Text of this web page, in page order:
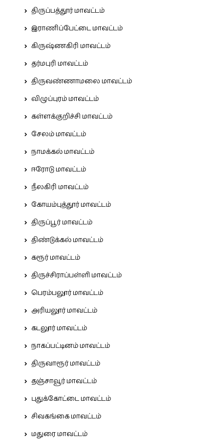
திருப்பத்தூர் மாவட்டம்
இராணிப்பேட்டை மாவட்டம்
கிருஷ்ணகிரி மாவட்டம்
தர்மபுரி மாவட்டம்
திருவண்ணாமலை மாவட்டம்
விழுப்புரம் மாவட்டம்
கள்ளக்குறிச்சி மாவட்டம்
சேலம் மாவட்டம்
நாமக்கல் மாவட்டம்
ஈரோடு மாவட்டம்
நீலகிரி மாவட்டம்
கோயம்புத்தூர் மாவட்டம்
திருப்பூர் மாவட்டம்
திண்டுக்கல் மாவட்டம்
கரூர் மாவட்டம்
திருச்சிராப்பள்ளி மாவட்டம்
பெரம்பலூர் மாவட்டம்
அரியலூர் மாவட்டம்
கடலூர் மாவட்டம்
நாகப்பட்டினம் மாவட்டம்
திருவாரூர் மாவட்டம்
தஞ்சாவூர் மாவட்டம்
புதுக்கோட்டை மாவட்டம்
சிவகங்கை மாவட்டம்
மதுரை மாவட்டம்